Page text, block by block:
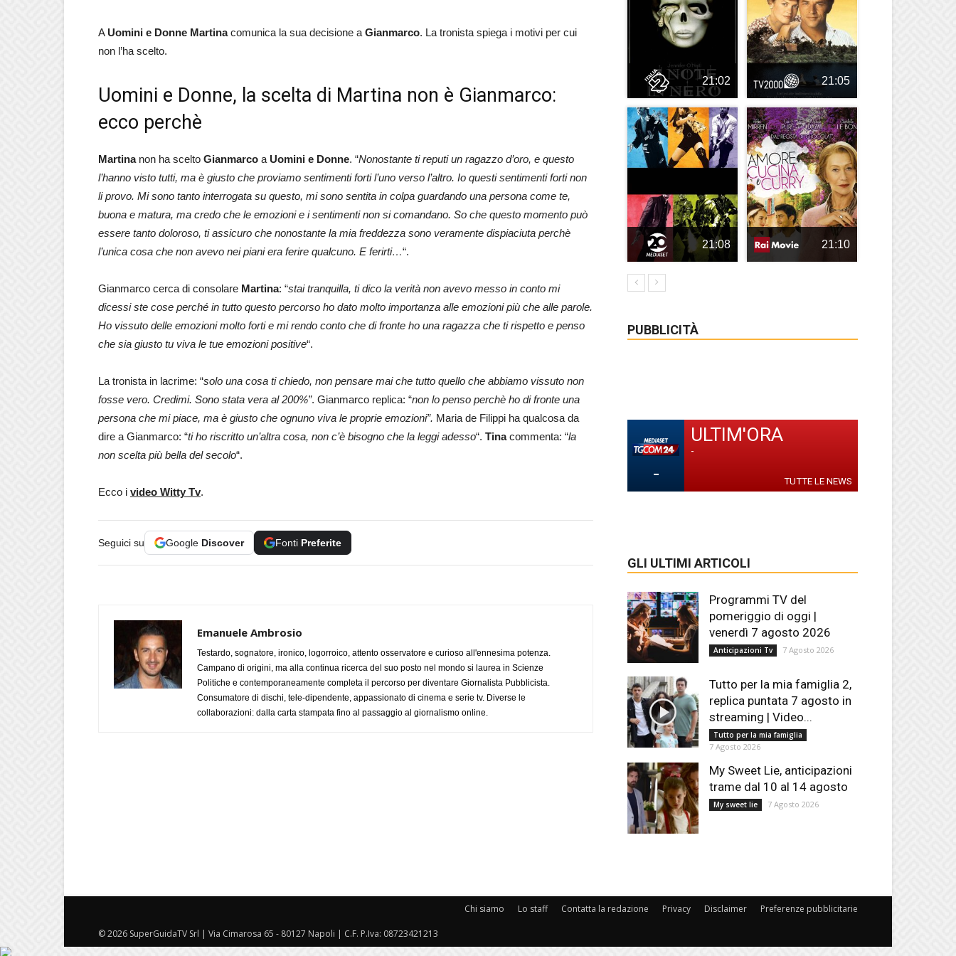
A Uomini e Donne Martinacomunica la sua decisione a Gianmarco. La tronista spiega i motivi per cui
non l’ha scelto.
Uomini e Donne, la scelta di Martina non è Gianmarco:
ecco perchè
Martina non ha scelto Gianmarco a Uomini e Donne. “Nonostante ti reputi un ragazzo d’oro, e questo
l’hanno visto tutti, ma è giusto che proviamo sentimenti forti l’uno verso l’altro. Io questi sentimenti forti non
li provo. Mi sono tanto interrogata su questo, mi sono sentita in colpa guardando una persona come te,
buona e matura, ma credo che le emozioni e i sentimenti non si comandano. So che questo momento può
essere tanto doloroso, ti assicuro che nonostante la mia freddezza sono veramente dispiaciuta perchè
l’unica cosa che non avevo nei piani era ferire qualcuno. E ferirti…“.
Gianmarco cerca di consolare Martina: “stai tranquilla, ti dico la verità non avevo messo in conto mi
dicessi ste cose perché in tutto questo percorso ho dato molto importanza alle emozioni più che alle parole.
Ho vissuto delle emozioni molto forti e mi rendo conto che di fronte ho una ragazza che ti rispetto e penso
che sia giusto tu viva le tue emozioni positive“.
La tronista in lacrime: “solo una cosa ti chiedo, non pensare mai che tutto quello che abbiamo vissuto non
fosse vero. Credimi. Sono stata vera al 200%”. Gianmarco replica: “non lo penso perchè ho di fronte una
persona che mi piace, ma è giusto che ognuno viva le proprie emozioni”. Maria de Filippi ha qualcosa da
dire a Gianmarco: “ti ho riscritto un’altra cosa, non c’è bisogno che la leggi adesso“. Tinacommenta: “la
non scelta più bella del secolo“.
Ecco i video Witty Tv.
Seguici su Google Discover Fonti Preferite
Emanuele Ambrosio
Testardo, sognatore, ironico, logorroico, attento osservatore e curioso all'ennesima potenza.
Campano di origini, ma alla continua ricerca del suo posto nel mondo si laurea in Scienze
Politiche e contemporaneamente completa il percorso per diventare Giornalista Pubblicista.
Consumatore di dischi, tele-dipendente, appassionato di cinema e serie tv. Diverse le
collaborazioni: dalla carta stampata fino al passaggio al giornalismo online.
21:02 21:05
21:08 21:10
PUBBLICITÀ
-
ULTIM'ORA
-
TUTTE LE NEWS
GLI ULTIMI ARTICOLI
Programmi TV del
pomeriggio di oggi |
venerdì 7 agosto 2026
Anticipazioni Tv 7 Agosto 2026
Tutto per la mia famiglia 2,
replica puntata 7 agosto in
streaming | Video...
Tutto per la mia famiglia
7 Agosto 2026
My Sweet Lie, anticipazioni
trame dal 10 al 14 agosto
My sweet lie 7 Agosto 2026
Chi siamo Lo staff Contatta la redazione Privacy Disclaimer Preferenze pubblicitarie
© 2026 SuperGuidaTV Srl | Via Cimarosa 65 - 80127 Napoli | C.F. P.Iva: 08723421213